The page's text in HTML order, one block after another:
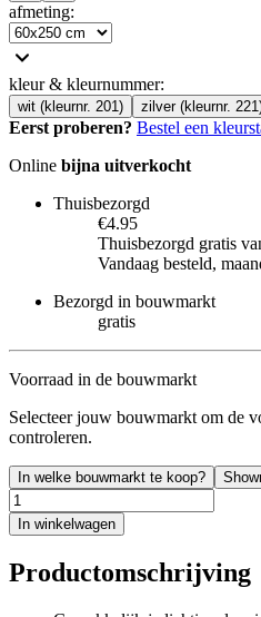
afmeting:
kleur & kleurnummer:
wit (kleurnr. 201) zilver (kleurnr.
Eerst proberen? Bestel een
Online bijna uitverkocht
Thuisbezorgd
€4.95
Thuisbezorgd gratis
Vandaag besteld,
Bezorgd in bouwmarkt
gratis
Voorraad in de bouwmarkt
Selecteer jouw bouwmarkt om de
controleren.
In welke bouwmarkt te koop?
In winkelwagen
Productomschrijving